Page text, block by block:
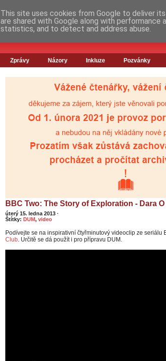
Zprávy Názory Inkluze Pozvánky
BBC Two: The Story of Exploration - Dara
úterý 15. ledna 2013 ·
Štítky: DUM, video
Podívejte se na inspirativní čtyřminutový videoclip ze seriálu
Club. Určitě se dá použít i pro přípravu DUM.
This site uses cookies from Google to deliver
are shared with Google along with
statistics, and to detect and address abuse.